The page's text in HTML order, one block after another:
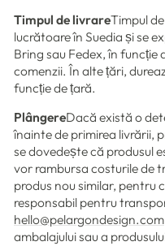
Timpul de livrareTimpul
lucrătoare în Suedia și se
Bring sau Fedex, în funcție
comenzii. În alte țări,
funcție de țară.
PlângereDacă există o
înainte de primirea livrării,
se dovedește că produsul
vor rambursa costurile de
produs nou similar, pentru
responsabil pentru
hello@pelargondesign.com
ambalajului sau a